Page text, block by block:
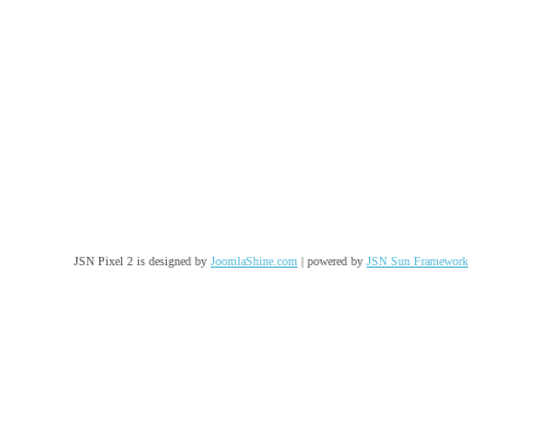
JSN Pixel 2 is designed by JoomlaShine.com | powered by JSN Sun Framework